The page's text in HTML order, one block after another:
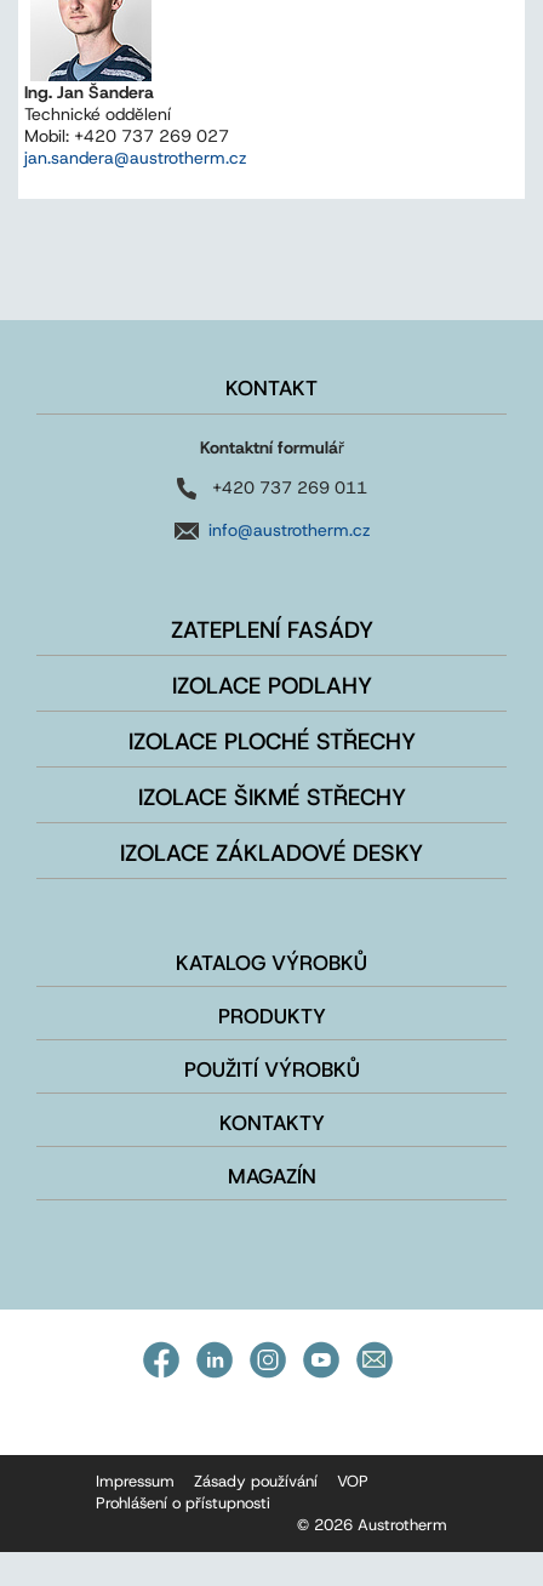
Ing. Jan Šandera
Technické oddělení
Mobil: +420 737 269 027
jan.sandera@austrotherm.cz
KONTAKT
Kontaktní formulář
+420 737 269 011
info@austrotherm.cz
ZATEPLENÍ FASÁDY
IZOLACE PODLAHY
IZOLACE PLOCHÉ STŘECHY
IZOLACE ŠIKMÉ STŘECHY
IZOLACE ZÁKLADOVÉ DESKY
KATALOG VÝROBKŮ
PRODUKTY
POUŽITÍ VÝROBKŮ
KONTAKTY
MAGAZÍN
Impressum Zásady používání
VOP
Prohlášení o přístupnosti
© 2026 Austrotherm